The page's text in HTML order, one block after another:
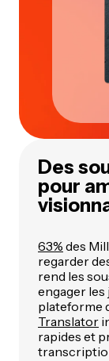
Des
pour
63% des
regarder
rend les
engager
plateforme
Translator
rapides et